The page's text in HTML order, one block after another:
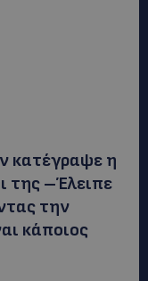
κατέγραψε η
της –Έλειπε
την
κάποιος